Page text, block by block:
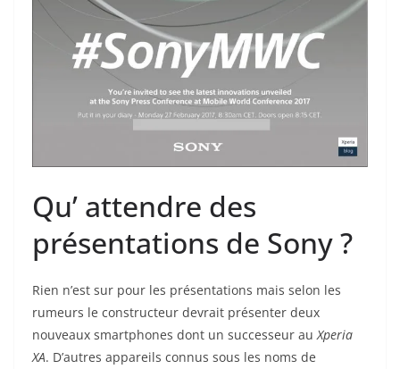
Qu’ attendre des
présentations de Sony ?
Rien n’est sur pour les présentations mais selon les
rumeurs le constructeur devrait présenter deux
nouveaux smartphones dont un successeur auXperia
XA. D’autres appareils connus sous les noms de